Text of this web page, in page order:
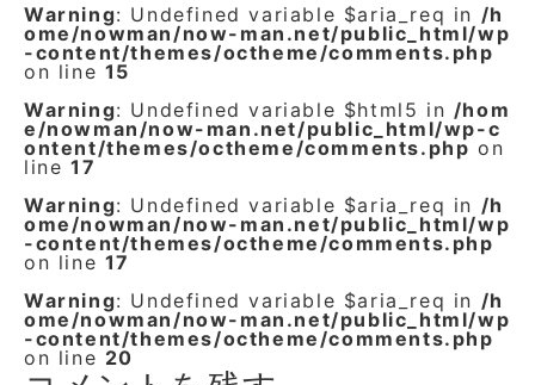
Warning: Undefined variable $aria_req in /h
ome/nowman/now-man.net/public_html/wp
-content/themes/octheme/comments.php
on line 15
Warning: Undefined variable $html5 in /hom
e/nowman/now-man.net/public_html/wp-c
ontent/themes/octheme/comments.php on
line 17
Warning: Undefined variable $aria_req in /h
ome/nowman/now-man.net/public_html/wp
-content/themes/octheme/comments.php
on line 17
Warning: Undefined variable $aria_req in /h
ome/nowman/now-man.net/public_html/wp
-content/themes/octheme/comments.php
on line 20